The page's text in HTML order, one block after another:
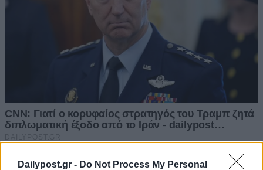
Dailypost.gr - Do Not Process My Personal